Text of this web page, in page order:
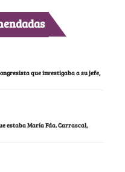
que investigaba a su jefe,
estaba María Fda. Carrascal,